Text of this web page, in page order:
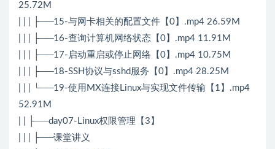
25.72M
| | | ├──15-与网卡相关的配置文件【0】.mp4 26.59M
| | | ├──16-查询计算机网络状态【0】.mp4 11.91M
| | | ├──17-启动重启或停止网络【0】.mp4 10.75M
| | | ├──18-SSH协议与sshd服务【0】.mp4 28.25M
| | | └──19-使用MX连接Linux与实现文件传输【1】.mp4
52.91M
| | ├──day07-Linux权限管理【3】
| | | ├──课堂讲义